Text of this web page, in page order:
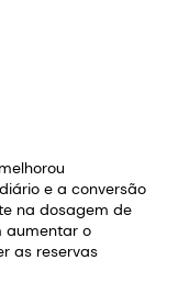
e a conversão
na dosagem de
aumentar o
as reservas